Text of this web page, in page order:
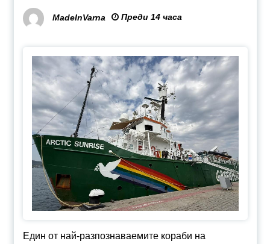
MadeInVarna Преди 14 часа
Един от най-разпознаваемите кораби на